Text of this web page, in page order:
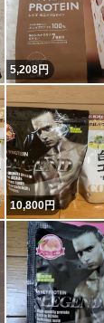
いいね！
5,208円
いいね！
10,800円